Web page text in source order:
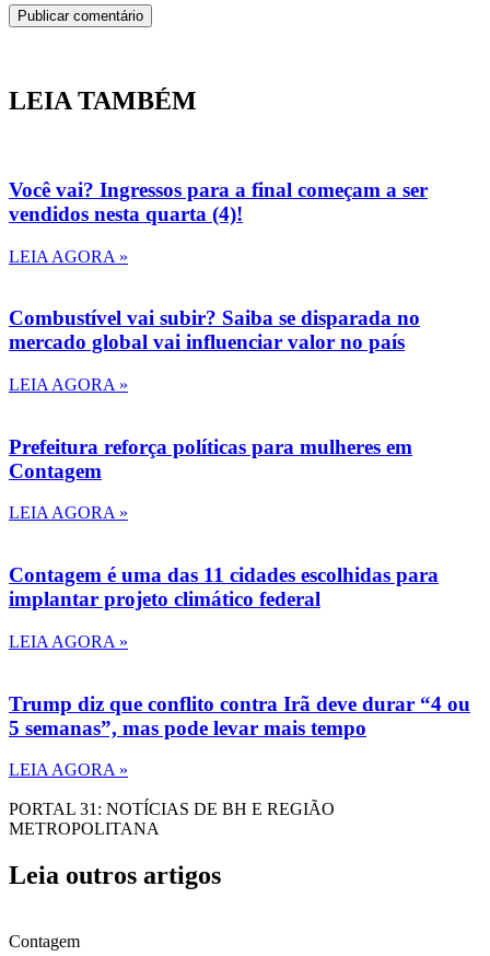
LEIA TAMBÉM
Você vai? Ingressos para a final começam a ser
vendidos nesta quarta (4)!
LEIA AGORA »
Combustível vai subir? Saiba se disparada no
mercado global vai influenciar valor no país
LEIA AGORA »
Prefeitura reforça políticas para mulheres em
Contagem
LEIA AGORA »
Contagem é uma das 11 cidades escolhidas para
implantar projeto climático federal
LEIA AGORA »
Trump diz que conflito contra Irã deve durar “4 ou
5 semanas”, mas pode levar mais tempo
LEIA AGORA »
PORTAL 31: NOTÍCIAS DE BH E REGIÃO
METROPOLITANA
Leia outros artigos
Contagem